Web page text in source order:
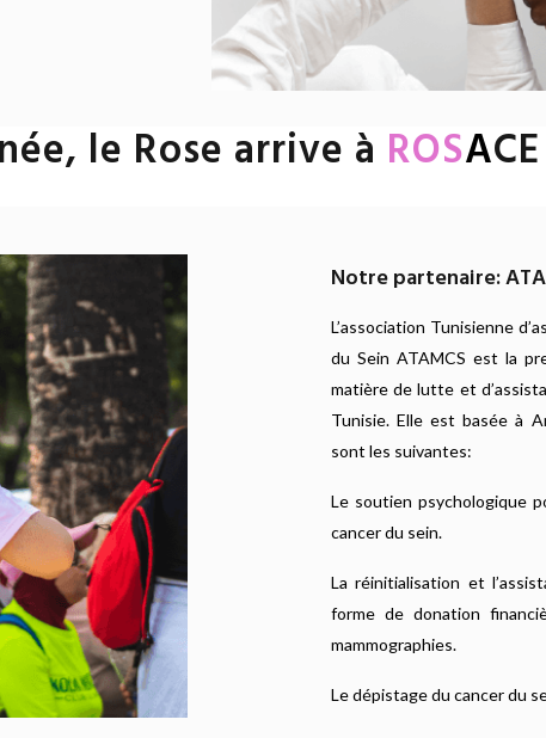
le Rose arrive à ROSA
Notre partenaire:
L’association Tunisienne
du Sein ATAMCS est la
matière de lutte et
Tunisie. Elle est basée à
sont les suivantes:
Le soutien psychologique
cancer du sein.
La réinitialisation et
forme de donation
mammographies.
Le dépistage du cancer du